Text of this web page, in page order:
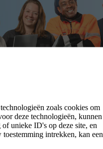
zoals cookies om
deze technologieën, kunnen
unieke ID's op deze site, en
intrekken, kan een